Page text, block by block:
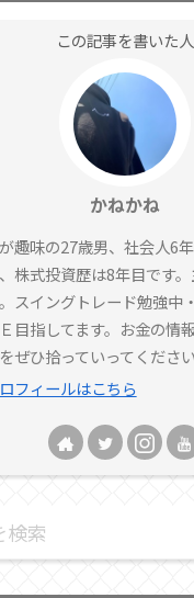
この記事を書いた人
かねかね
趣味の27歳男、社会人6
株式投資歴は8年目です
スイングトレード勉強中
目指してます。お金の情
ぜひ拾っていってくださ
フィールはこちら